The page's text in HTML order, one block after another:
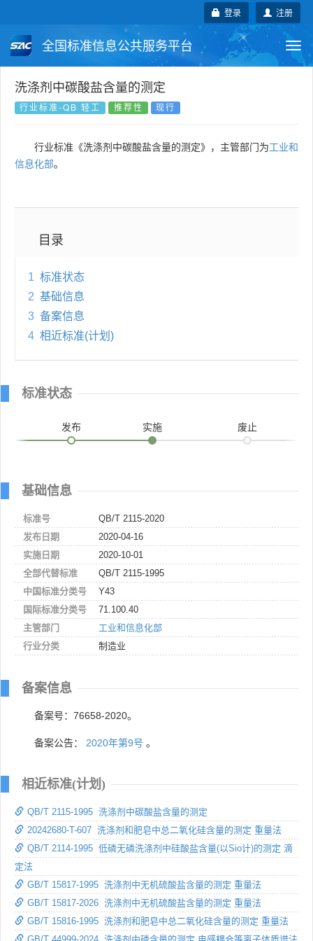
注册
登录
全国标准信息公共服务平台
国家标准 行业标准
国外标准 技术委员会
洗涤剂中碳酸盐含量的测定
行业标准-QB 轻工 推荐性 现行
行业标准《洗涤剂中碳酸盐含量的测定》，主管部门为工业和
信息化部。
目录
1 标准状态
2 基础信息
3 备案信息
4 相近标准(计划)
标准状态
发布 实施 废止
基础信息
标准号
QB/T 2115-2020
发布日期
2020-04-16
实施日期
2020-10-01
全部代替标准
QB/T 2115-1995
中国标准分类号
Y43
国际标准分类号
71.100.40
主管部门
工业和信息化部
行业分类
制造业
备案信息
备案号：76658-2020。
备案公告： 2020年第9号 。
相近标准(计划)
QB/T 2115-1995 洗涤剂中碳酸盐含量的测定
20242680-T-607 洗涤剂和肥皂中总二氧化硅含量的测定 重量法
QB/T 2114-1995 低磷无磷洗涤剂中硅酸盐含量(以Sio计)的测定 滴
定法
GB/T 15817-1995 洗涤剂中无机硫酸盐含量的测定 重量法
GB/T 15817-2026 洗涤剂中无机硫酸盐含量的测定 重量法
GB/T 15816-1995 洗涤剂和肥皂中总二氧化硅含量的测定 重量法